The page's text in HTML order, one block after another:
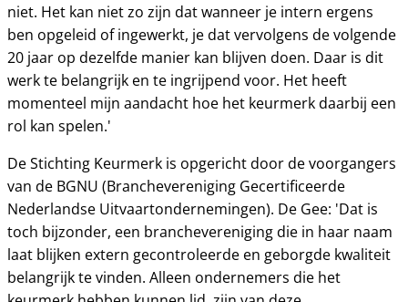
niet. Het kan niet zo zijn dat wanneer je intern ergens
ben opgeleid of ingewerkt, je dat vervolgens de volgende
20 jaar op dezelfde manier kan blijven doen. Daar is dit
werk te belangrijk en te ingrijpend voor. Het heeft
momenteel mijn aandacht hoe het keurmerk daarbij een
rol kan spelen.'
De Stichting Keurmerk is opgericht door de voorgangers
van de BGNU (Branchevereniging Gecertificeerde
Nederlandse Uitvaartondernemingen). De Gee: 'Dat is
toch bijzonder, een branchevereniging die in haar naam
laat blijken extern gecontroleerde en geborgde kwaliteit
belangrijk te vinden. Alleen ondernemers die het